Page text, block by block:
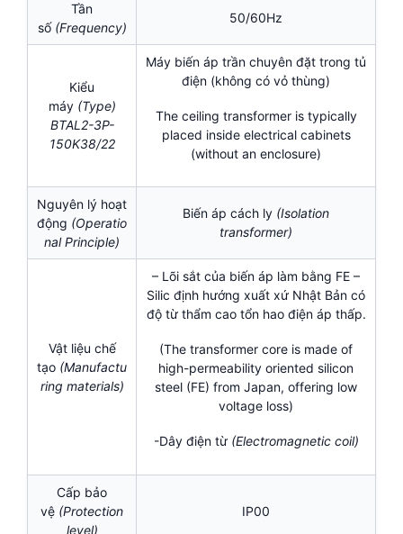
Tần
số (Frequency)
50/60Hz
Kiểu
máy (Type)
BTAL2-3P-
150K38/22
Máy biến áp trần chuyên đặt trong tủ
điện (không có vỏ thùng)
The ceiling transformer is typically
placed inside electrical cabinets
(without an enclosure)
Nguyên lý hoạt
động (Operatio
nal Principle)
Biến áp cách ly (Isolation
transformer)
Vật liệu chế
tạo (Manufactu
ring materials)
– Lõi sắt của biến áp làm bằng FE –
Silic định hướng xuất xứ Nhật Bản có
độ từ thẩm cao tổn hao điện áp thấp.
(The transformer core is made of
high-permeability oriented silicon
steel (FE) from Japan, offering low
voltage loss)
-Dây điện từ (Electromagnetic coil)
Cấp bảo
vệ (Protection
level)
IP00